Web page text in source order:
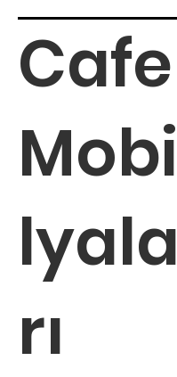
Cafe
Mobi
lyala
rı